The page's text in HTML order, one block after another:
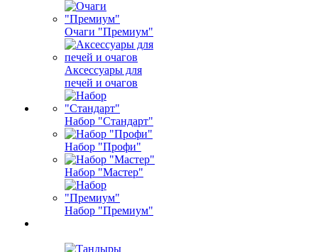
Очаги "Премиум"
Аксессуары для
печей и очагов
Набор "Стандарт"
Набор "Профи"
Набор "Мастер"
Набор "Премиум"